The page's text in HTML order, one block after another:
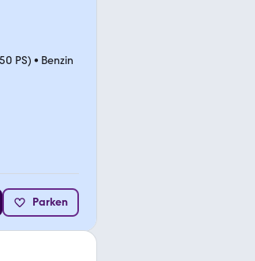
PS) • Benzin
Parken